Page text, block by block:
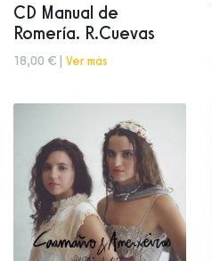
CD Manual de
Romería. R.Cuevas
18,00 € | Ver más